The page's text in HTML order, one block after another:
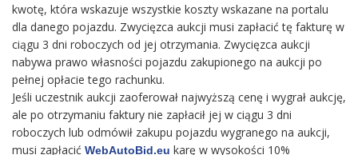
kwotę, która wskazuje wszystkie koszty wskazane na portalu
dla danego pojazdu. Zwycięzca aukcji musi zapłacić tę fakturę w
ciągu 3 dni roboczych od jej otrzymania. Zwycięzca aukcji
nabywa prawo własności pojazdu zakupionego na aukcji po
pełnej opłacie tego rachunku.
Jeśli uczestnik aukcji zaoferował najwyższą cenę i wygrał aukcję,
ale po otrzymaniu faktury nie zapłacił jej w ciągu 3 dni
roboczych lub odmówił zakupu pojazdu wygranego na aukcji,
musi zapłacić WebAutoBid.eu karę w wysokości 10%